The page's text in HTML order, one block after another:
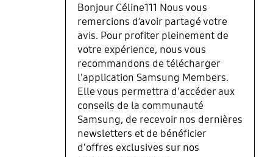
Bonjour Céline111 Nous vous
remercions d’avoir partagé votre
avis. Pour profiter pleinement de
votre expérience, nous vous
recommandons de télécharger
l'application Samsung Members.
Elle vous permettra d'accéder aux
conseils de la communauté
Samsung, de recevoir nos dernières
newsletters et de bénéficier
d'offres exclusives sur nos